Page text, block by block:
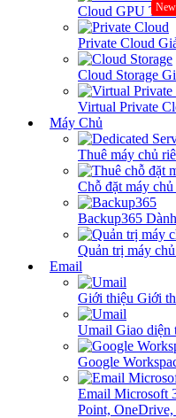
Cloud GPU New
Tích
Private Cloud
Cloud Storage
Virtual Private
Máy Chủ
Thuê máy chủ
Chỗ đặt máy chủ
Backup365
Quản trị máy chủ
Email
Giới thiệu Giới
Umail Giao diện
Google
Email Microsoft
Point,